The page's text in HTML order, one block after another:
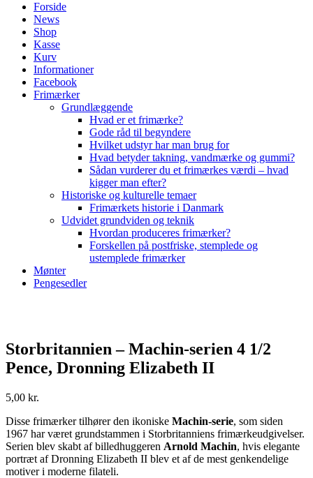
Forside
News
Shop
Kasse
Kurv
Informationer
Facebook
Frimærker
Grundlæggende
Hvad er et frimærke?
Gode råd til begyndere
Hvilket udstyr har man brug for
Hvad betyder takning, vandmærke og gummi?
Sådan vurderer du et frimærkes værdi – hvad
kigger man efter?
Historiske og kulturelle temaer
Frimærkets historie i Danmark
Udvidet grundviden og teknik
Hvordan produceres frimærker?
Forskellen på postfriske, stemplede og
ustemplede frimærker
Mønter
Pengesedler
Storbritannien – Machin-serien 4 1/2
Pence, Dronning Elizabeth II
5,00 kr.
Disse frimærker tilhører den ikoniske Machin-serie, som siden
1967 har været grundstammen i Storbritanniens frimærkeudgivelser.
Serien blev skabt af billedhuggeren Arnold Machin, hvis elegante
portræt af Dronning Elizabeth II blev et af de mest genkendelige
motiver i moderne filateli.